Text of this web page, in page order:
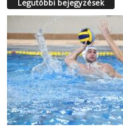
Legutóbbi bejegyzések